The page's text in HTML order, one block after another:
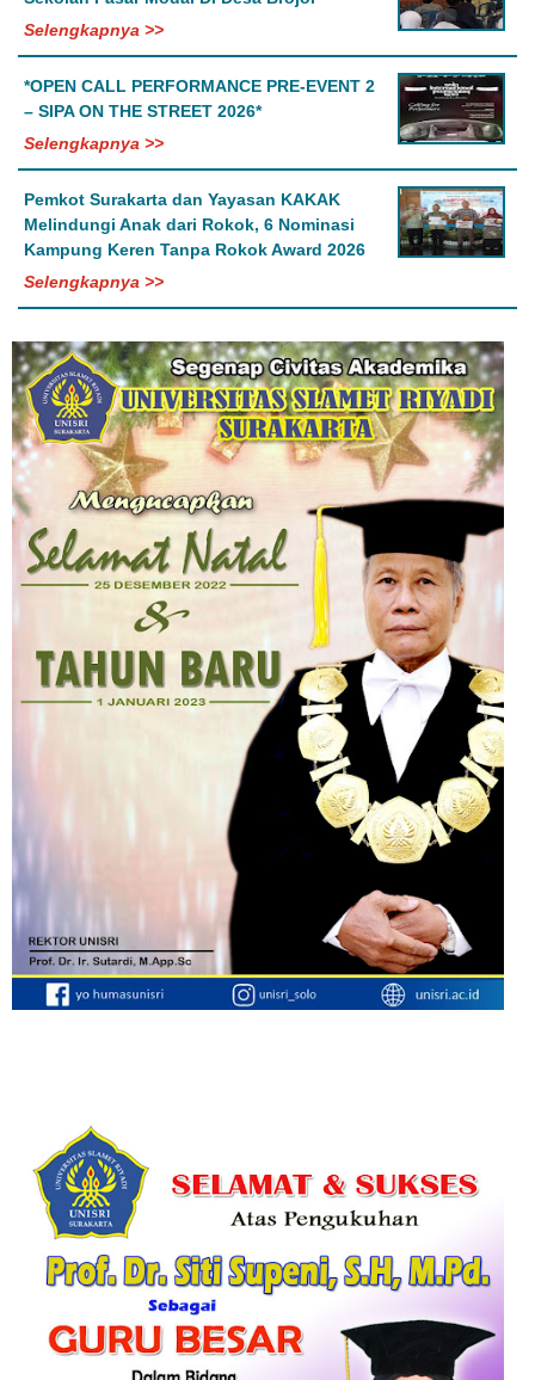
Selengkapnya >>
*OPEN CALL PERFORMANCE PRE-EVENT 2
– SIPA ON THE STREET 2026*
Selengkapnya >>
Pemkot Surakarta dan Yayasan KAKAK
Melindungi Anak dari Rokok, 6 Nominasi
Kampung Keren Tanpa Rokok Award 2026
Selengkapnya >>